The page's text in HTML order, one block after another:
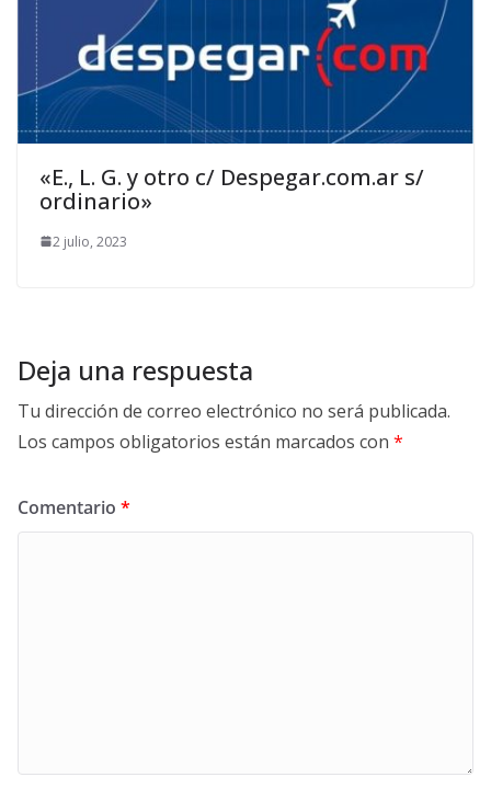
«E., L. G. y otro c/ Despegar.com.ar s/
ordinario»
2 julio, 2023
Deja una respuesta
Tu dirección de correo electrónico no será publicada.
Los campos obligatorios están marcados con *
Comentario *